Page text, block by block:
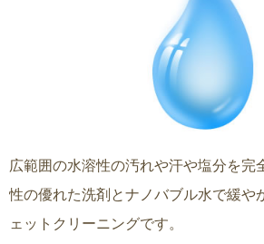
広範囲の水溶性の汚れや汗や塩分を完
性の優れた洗剤とナノバブル水で緩や
ェットクリーニングです。